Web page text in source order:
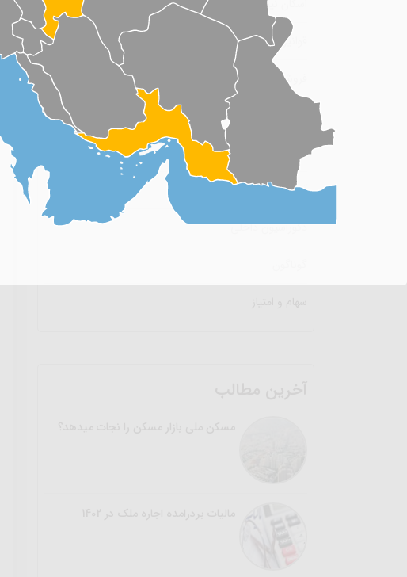
اسکان نیوز
قوانین و ضوابط
فروش و پیش فروش
مشارکت و سرمایه‌گزاری
آموزش سایت
دکوراسیون داخلی